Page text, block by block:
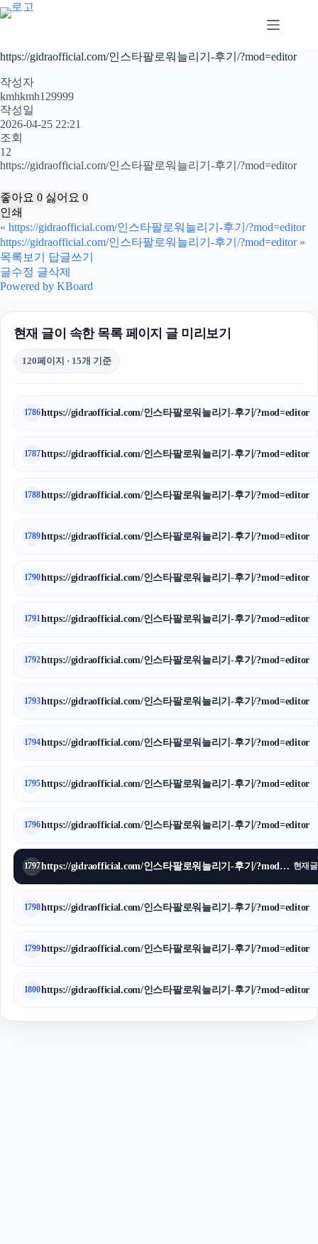
본
문
로
너
뛰
기
https://gidraofficial.com/인스타팔로워늘리기-후기/?mod=editor
작성자
kmhkmh129999
작성일
2026-04-25 22:21
조회
12
https://gidraofficial.com/인스타팔로워늘리기-후기/?mod=editor
좋아요 0 싫어요 0
인쇄
« https://gidraofficial.com/인스타팔로워늘리기-후기/?mod=editor
https://gidraofficial.com/인스타팔로워늘리기-후기/?mod=editor »
목록보기
답글쓰기
글수정 글삭제
Powered by KBoard
현재 글이 속한 목록 페이지 글 미리보기
120페이지 · 15개 기준
1786https://gidraofficial.com/인스타팔로워늘리기-후기/?mod=editor
1787https://gidraofficial.com/인스타팔로워늘리기-후기/?mod=editor
1788https://gidraofficial.com/인스타팔로워늘리기-후기/?mod=editor
1789https://gidraofficial.com/인스타팔로워늘리기-후기/?mod=editor
1790https://gidraofficial.com/인스타팔로워늘리기-후기/?mod=editor
1791https://gidraofficial.com/인스타팔로워늘리기-후기/?mod=editor
1792https://gidraofficial.com/인스타팔로워늘리기-후기/?mod=editor
1793https://gidraofficial.com/인스타팔로워늘리기-후기/?mod=editor
1794https://gidraofficial.com/인스타팔로워늘리기-후기/?mod=editor
1795https://gidraofficial.com/인스타팔로워늘리기-후기/?mod=editor
1796https://gidraofficial.com/인스타팔로워늘리기-후기/?mod=editor
1797 https://gidraofficial.com/인스타팔로워늘리기-후기/?mod=editor 현재글
1798https://gidraofficial.com/인스타팔로워늘리기-후기/?mod=editor
1799https://gidraofficial.com/인스타팔로워늘리기-후기/?mod=editor
1800https://gidraofficial.com/인스타팔로워늘리기-후기/?mod=editor